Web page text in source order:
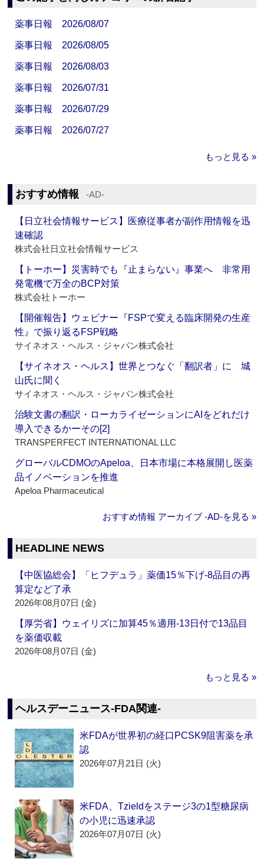
薬事日報 2026/08/07
薬事日報 2026/08/05
薬事日報 2026/08/03
薬事日報 2026/07/31
薬事日報 2026/07/29
薬事日報 2026/07/27
もっと見る »
おすすめ情報 ‐AD‐
【日立社会情報サービス】医療従事者が副作用情報を迅
速確認
株式会社日立社会情報サービス
【トーホー】災害時でも『止まらない』事業へ 非常用
発電機で万全のBCP対策
株式会社トーホー
【開催報告】ウェビナー『FSPで変える臨床開発の生産
性』で振り返るFSP戦略
サイネオス・ヘルス・ジャパン株式会社
【サイネオス・ヘルス】世界とつなぐ「翻訳者」に 城
山氏に聞く
サイネオス・ヘルス・ジャパン株式会社
治験文書の翻訳・ローカライゼーションにAIをどれだけ
導入できるかーその[2]
TRANSPERFECT INTERNATIONAL LLC
グローバルCDMOのApeloa、日本市場に本格展開し医薬
品イノベーションを推進
Apeloa Pharmaceutical
おすすめ情報 アーカイブ ‐AD‐を見る »
HEADLINE NEWS
【中医協総会】「ヒフデュラ」薬価15％下げ‐8品目の再
算定など了承
2026年08月07日 (金)
【厚労省】ウェイリズに加算45％適用‐13日付で13品目
を薬価収載
2026年08月07日 (金)
もっと見る »
ヘルスデーニュース‐FDA関連‐
米FDAが世界初の経口PCSK9阻害薬を承
認
2026年07月21日 (火)
米FDA、Tzieldをステージ3の1型糖尿病
の小児に迅速承認
2026年07月07日 (火)